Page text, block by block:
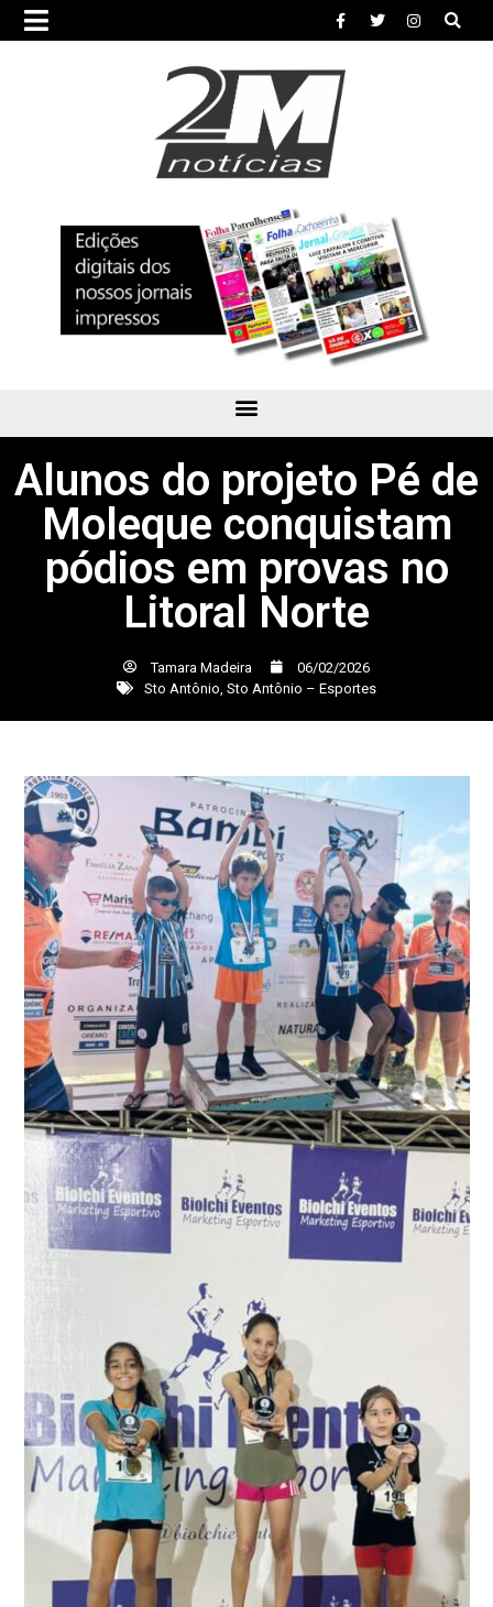
Alunos do projeto Pé de
Moleque conquistam
pódios em provas no
Litoral Norte
Tamara Madeira
06/02/2026
Sto Antônio Sto Antônio – Esportes